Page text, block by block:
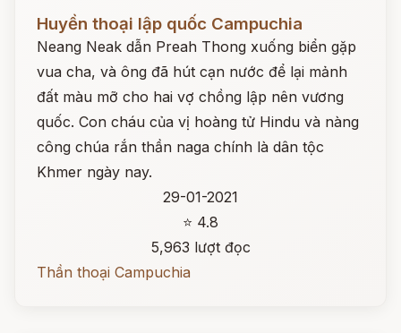
Đọc ngay
Huyền thoại lập quốc Campuchia
Neang Neak dẫn Preah Thong xuống biển gặp
vua cha, và ông đã hút cạn nước để lại mảnh
đất màu mỡ cho hai vợ chồng lập nên vương
quốc. Con cháu của vị hoàng tử Hindu và nàng
công chúa rắn thần naga chính là dân tộc
Khmer ngày nay.
29-01-2021
⭐ 4.8
5,963 lượt đọc
Thần thoại Campuchia